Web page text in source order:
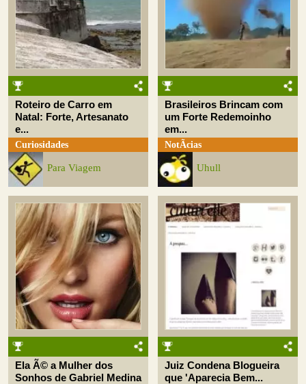
Roteiro de Carro em
Natal: Forte, Artesanato
e...
Curiosidades
Para Viagem
Brasileiros Brincam com
um Forte Redemoinho
em...
NotÃ­cias
Uhull
Ela Ã© a Mulher dos
Sonhos de Gabriel Medina
Juiz Condena Blogueira
que 'Aparecia Bem...